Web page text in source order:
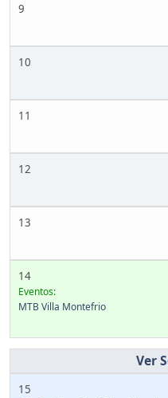
9
10
11
12
13
14
Eventos:
MTB Villa Montefrio
15